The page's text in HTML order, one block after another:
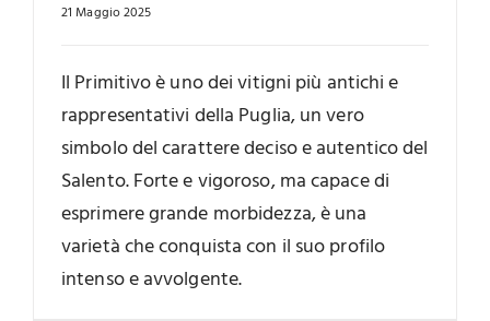
21 Maggio 2025
Il Primitivo è uno dei vitigni più antichi e
rappresentativi della Puglia, un vero
simbolo del carattere deciso e autentico del
Salento. Forte e vigoroso, ma capace di
esprimere grande morbidezza, è una
varietà che conquista con il suo profilo
intenso e avvolgente.